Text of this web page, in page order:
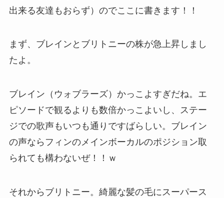
出来る友達もおらず）のでここに書きます！！
まず、ブレインとブリトニーの株が急上昇しまし
たよ。
ブレイン（ウォブラーズ）かっこよすぎだね。エ
ピソードで観るよりも数倍かっこよいし、ステー
ジでの歌声もいつも通りですばらしい。ブレイン
の声ならフィンのメインボーカルのポジション取
られても構わないぜ！！ｗ
それからブリトニー。綺麗な髪の毛にスーパース